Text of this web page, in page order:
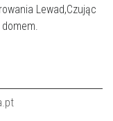
Lewad,Czując